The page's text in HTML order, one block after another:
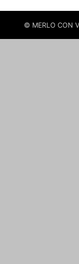
© MERLO CON